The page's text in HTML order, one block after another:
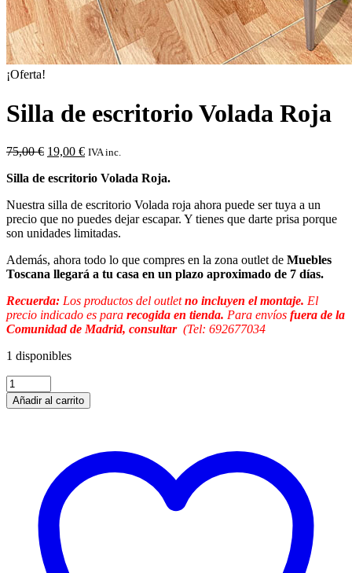
¡Oferta!
Silla de escritorio Volada Roja
75,00€ El
original
75,00 €.
19,00 €El
actual
19,00 €.
IVA inc.
Silla de escritorio Volada Roja.
Nuestra silla de escritorio Volada roja ahora puede ser tuya a un
precio que no puedes dejar escapar. Y tienes que darte prisa porque
son unidades limitadas.
Además, ahora todo lo que compres en la zona outlet de Muebles
Toscana llegará a tu casa en un plazo aproximado de 7 días.
Recuerda: Los productos del outletno incluyen el montaje. El
precio indicado es para recogida en tienda. Para envíos fuera de la
Comunidad de Madrid, consultar(Tel: 692677034
1 disponibles
Añadir al carrito